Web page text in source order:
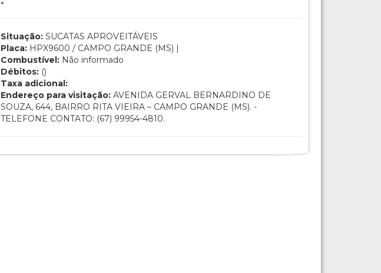
Situação: SUCATAS APROVEITÁVEIS
Placa: HPX9600 / CAMPO GRANDE (MS) |
Combustível: Não informado
Débitos: ()
Taxa adicional:
Endereço para visitação: AVENIDA GERVAL BERNARDINO DE
SOUZA, 644, BAIRRO RITA VIEIRA – CAMPO GRANDE (MS). -
TELEFONE CONTATO: (67) 99954-4810.